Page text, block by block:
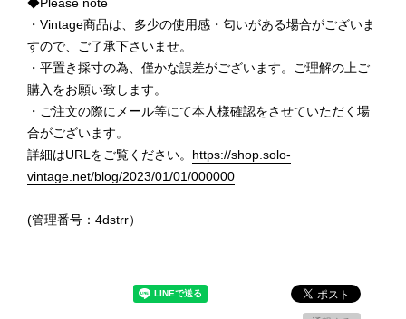
・Vintage商品は、多少の使用感・匂いがある場合がございま
すので、ご了承下さいませ。
・平置き採寸の為、僅かな誤差がございます。ご理解の上ご
購入をお願い致します。
・ご注文の際にメール等にて本人様確認をさせていただく場
合がございます。
詳細はURLをご覧ください。 https://shop.solo-
vintage.net/blog/2023/01/01/000000
(管理番号：4dstrr）